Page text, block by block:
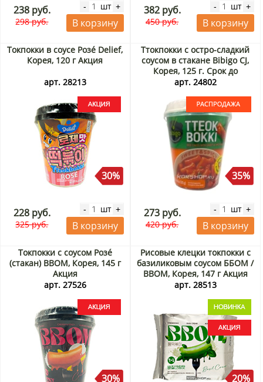
238 руб.
298 руб.
- шт +
В корзину
382 руб.
450 руб.
- шт +
В корзину
Токпокки в соусе Розé Delief,
Корея, 120 г Акция
арт. 28213
30%
228 руб.
325 руб.
- шт +
В корзину
Ттокпокки с остро-сладкий
соусом в стакане Bibigo CJ,
Корея, 125 г. Срок до
23.09.2026. Распродажа
арт. 24802
35%
273 руб.
420 руб.
- шт +
В корзину
Токпокки с соусом Розé
(стакан) BBOM, Корея, 145 г
Акция
арт. 27526
30%
Рисовые клецки токпокки с
базиликовым соусом ББОМ /
BBOM, Корея, 147 г Акция
арт. 28513
20%